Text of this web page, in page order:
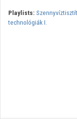
Playlists:
technológiák I.